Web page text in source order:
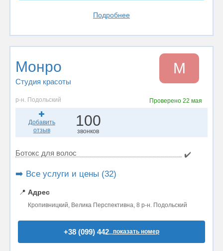
Подробнее
Монро
Студия красоты
М
р-н. Подольский Проверено 22 мая
Добавить
отзыв
100
звонков
Ботокс для волос ✔️
➡️ Все услуги и цены (32)
📍 Адрес
Кропивницкий, Велика Перспективна, 8 р-н. Подольский
+38 (099) 442..показать номер